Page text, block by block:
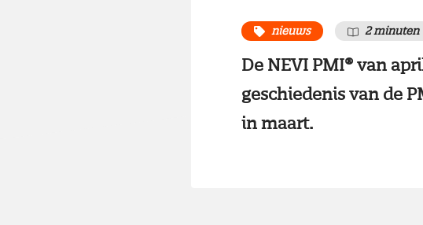
nieuws 2 minuten
De NEVI PMI® van
geschiedenis van de
in maart.